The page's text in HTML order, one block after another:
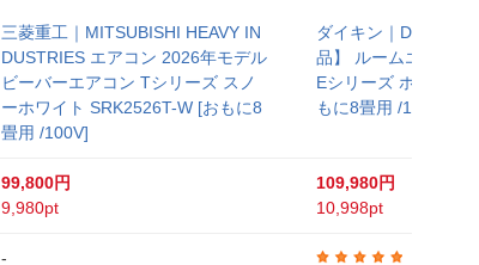
三菱重工｜MITSUBISHI HEAVY IN
DUSTRIES エアコン 2026年モデル
ビーバーエアコン Tシリーズ スノ
ーホワイト SRK2526T-W [おもに8
畳用 /100V]
99,800円
9,980pt
-
ダイキン｜DAIKIN
品】 ルームエアコン
Eシリーズ ホワイト
もに8畳用 /100V] 【
109,980円
10,998pt